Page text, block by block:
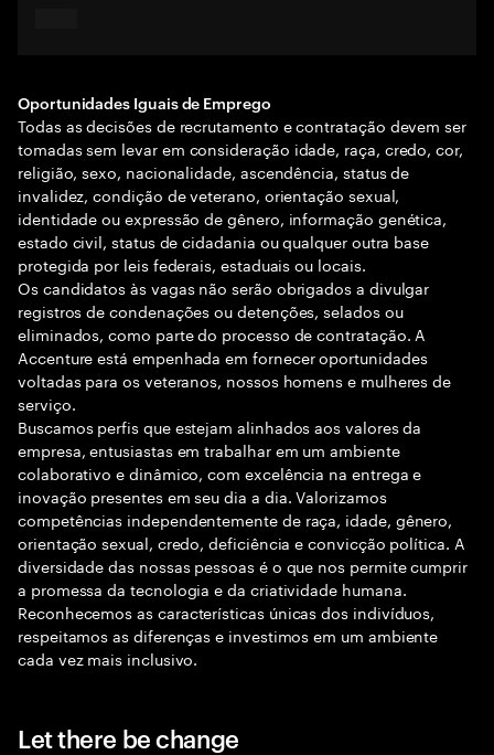
Oportunidades Iguais de Emprego
Todas as decisões de recrutamento e contratação devem ser
tomadas sem levar em consideração idade, raça, credo, cor,
religião, sexo, nacionalidade, ascendência, status de
invalidez, condição de veterano, orientação sexual,
identidade ou expressão de gênero, informação genética,
estado civil, status de cidadania ou qualquer outra base
protegida por leis federais, estaduais ou locais.
Os candidatos às vagas não serão obrigados a divulgar
registros de condenações ou detenções, selados ou
eliminados, como parte do processo de contratação. A
Accenture está empenhada em fornecer oportunidades
voltadas para os veteranos, nossos homens e mulheres de
serviço.
Buscamos perfis que estejam alinhados aos valores da
empresa, entusiastas em trabalhar em um ambiente
colaborativo e dinâmico, com excelência na entrega e
inovação presentes em seu dia a dia. Valorizamos
competências independentemente de raça, idade, gênero,
orientação sexual, credo, deficiência e convicção política. A
diversidade das nossas pessoas é o que nos permite cumprir
a promessa da tecnologia e da criatividade humana.
Reconhecemos as características únicas dos indivíduos,
respeitamos as diferenças e investimos em um ambiente
cada vez mais inclusivo.
Let there be change